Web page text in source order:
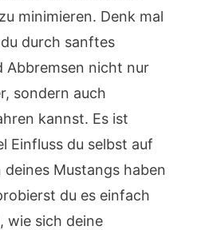
minimieren. Denk mal
durch sanftes
Abbremsen nicht nur
sondern auch
kannst. Es ist
Einfluss du selbst auf
Mustangs haben
du es einfach
wie sich deine